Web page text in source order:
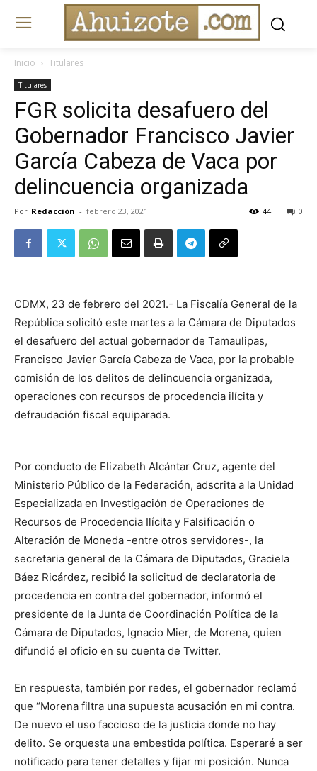
Inicio Titulares
Titulares
FGR solicita desafuero del
Gobernador Francisco Javier
García Cabeza de Vaca por
delincuencia organizada
Por Redacción - febrero 23, 2021 0
44
CDMX, 23 de febrero del 2021.- La Fiscalía General de la
República solicitó este martes a la Cámara de Diputados
el desafuero del actual gobernador de Tamaulipas,
Francisco Javier García Cabeza de Vaca, por la probable
comisión de los delitos de delincuencia organizada,
operaciones con recursos de procedencia ilícita y
defraudación fiscal equiparada.
Por conducto de Elizabeth Alcántar Cruz, agente del
Ministerio Público de la Federación, adscrita a la Unidad
Especializada en Investigación de Operaciones de
Recursos de Procedencia Ilícita y Falsificación o
Alteración de Moneda -entre otros servidores-, la
secretaria general de la Cámara de Diputados, Graciela
Báez Ricárdez, recibió la solicitud de declaratoria de
procedencia en contra del gobernador, informó el
presidente de la Junta de Coordinación Política de la
Cámara de Diputados, Ignacio Mier, de Morena, quien
difundió el oficio en su cuenta de Twitter.
En respuesta, también por redes, el gobernador reclamó
que “Morena filtra una supuesta acusación en mi contra.
De nuevo el uso faccioso de la justicia donde no hay
delito. Se orquesta una embestida política. Esperaré a ser
notificado para tener detalles y fijar mi posición. Nunca